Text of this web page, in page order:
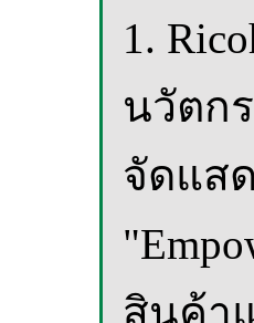
1.
นวัตก
จัดแส
สินค้า